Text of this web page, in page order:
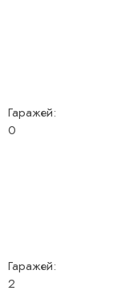
Гаражей:
0
Гаражей:
2